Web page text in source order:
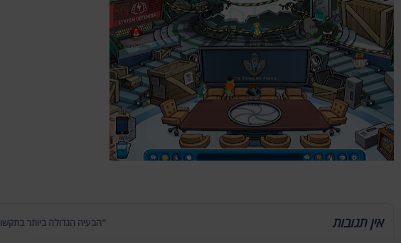
אין תגובות "הבעיה הגדולה ביותר